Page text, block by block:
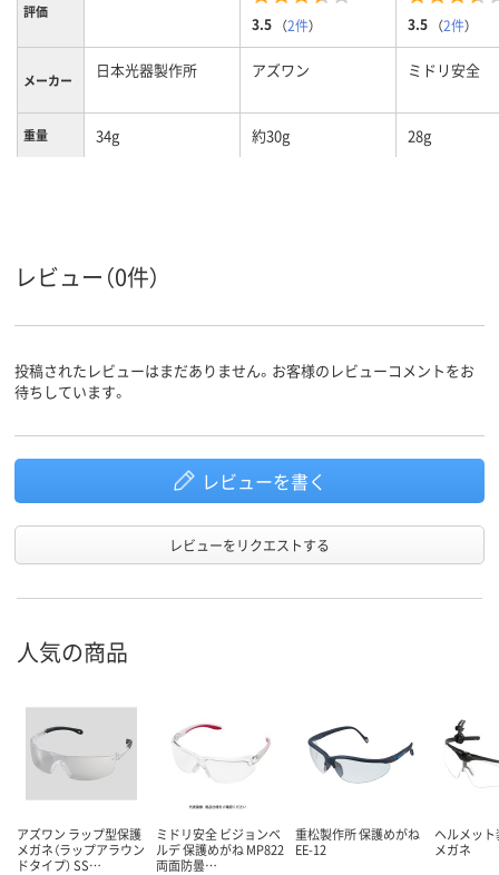
評価
3.5 （2件） 3.5 （2件）
メーカー 日本光器製作所 アズワン ミドリ安全
重量 34g 約30g 28g
レビュー（0件）
投稿されたレビューはまだありません。お客様のレビューコメントをお
待ちしています。
レビューを書く
レビューをリクエストする
人気の商品
アズワン ラップ型保護
メガネ（ラップアラウン
ドタイプ） SS…
ミドリ安全 ビジョンベ
ルデ 保護めがね MP822
両面防曇…
重松製作所 保護めがね
EE-12
ヘルメッ
メガネ